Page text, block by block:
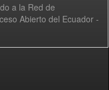
a la Red de
Abierto del Ecuador -